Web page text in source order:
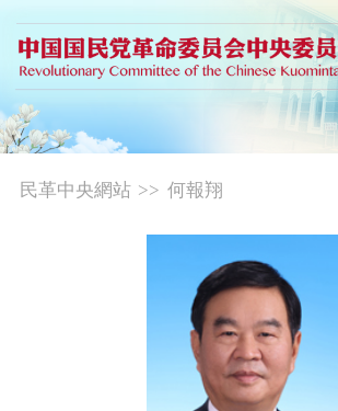
民革中央網站 >> 何報翔